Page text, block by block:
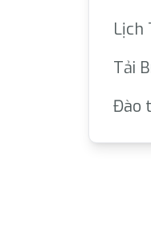
Lịch
Tải
Đào